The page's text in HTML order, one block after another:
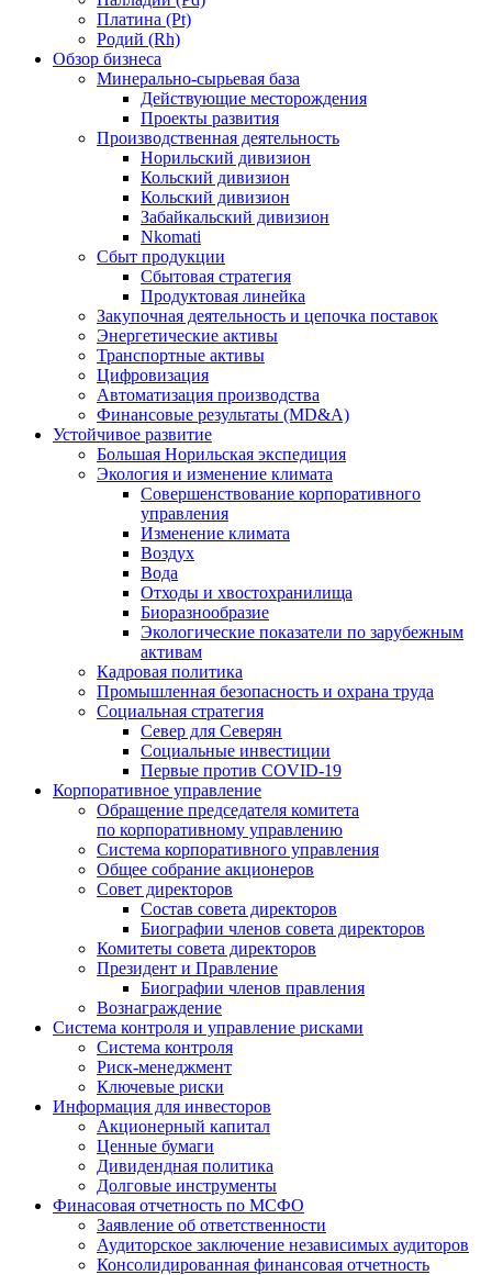
Платина (Pt)
Родий (Rh)
Обзор бизнеса
Минерально-сырьевая база
Действующие месторождения
Проекты развития
Производственная деятельность
Норильский дивизион
Кольский дивизион
Кольский дивизион
Забайкальский дивизион
Nkomati
Сбыт продукции
Сбытовая стратегия
Продуктовая линейка
Закупочная деятельность и цепочка поставок
Энергетические активы
Транспортные активы
Цифровизация
Автоматизация производства
Финансовые результаты (MD&A)
Устойчивое развитие
Большая Норильская экспедиция
Экология и изменение климата
Совершенствование корпоративного
управления
Изменение климата
Воздух
Вода
Отходы и хвостохранилища
Биоразнообразие
Экологические показатели по зарубежным
активам
Кадровая политика
Промышленная безопасность и охрана труда
Социальная стратегия
Север для Северян
Социальные инвестиции
Первые против COVID‑19
Корпоративное управление
Обращение председателя комитета
по корпоративному управлению
Система корпоративного управления
Общее собрание акционеров
Совет директоров
Состав совета директоров
Биографии членов совета директоров
Комитеты совета директоров
Президент и Правление
Биографии членов правления
Вознаграждение
Система контроля и управление рисками
Система контроля
Риск-менеджмент
Ключевые риски
Информация для инвесторов
Акционерный капитал
Ценные бумаги
Дивидендная политика
Долговые инструменты
Финасовая отчетность по МСФО
Заявление об ответственности
Аудиторское заключение независимых аудиторов
Консолидированная финансовая отчетность